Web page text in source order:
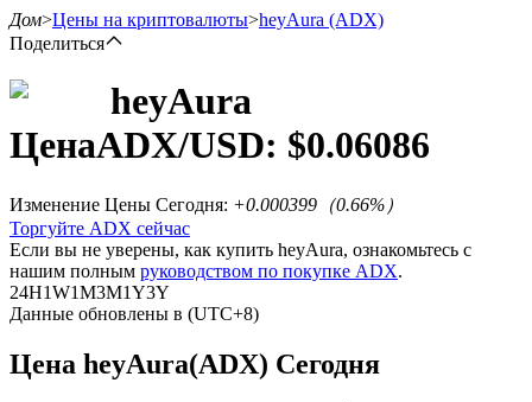
Фьючерсы
USDT-фьючерсы
Дом>Цены на криптовалюты>heyAura (ADX)
Поделиться
heyAura
ЦенаADX/USD: $0.06086
Изменение Цены Сегодня: +0.000399 （0.66%）
Торгуйте ADX сейчас
Если вы не уверены, как купить heyAura, ознакомьтесь с
нашим полным руководством по покупке ADX.
24H1W1M3M1Y3Y
Данные обновлены в (UTC+8)
Цена heyAura(ADX) Сегодня